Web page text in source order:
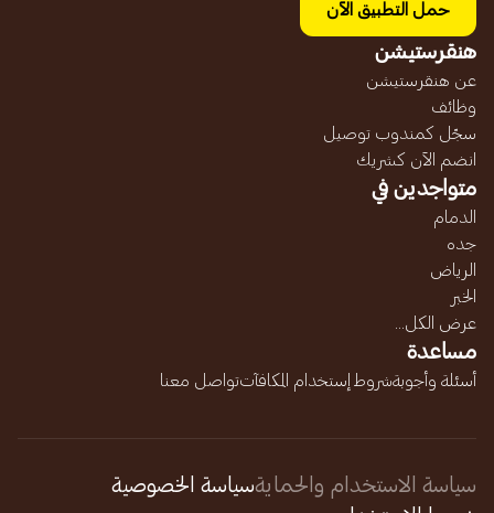
حمل التطبيق الآن
هنقرستيشن
عن هنقرستيشن
وظائف
سجّل كمندوب توصيل
انضم الآن كشريك
متواجدين في
الدمام
جده
الرياض
الخبر
عرض الكل...
مساعدة
أسئلة وأجوبةشروط إستخدام المكافآتتواصل معنا
سياسة الاستخدام والحمايةسياسة الخصوصية